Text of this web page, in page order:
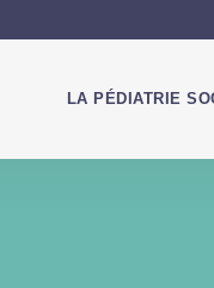
LA PÉDIATRIE